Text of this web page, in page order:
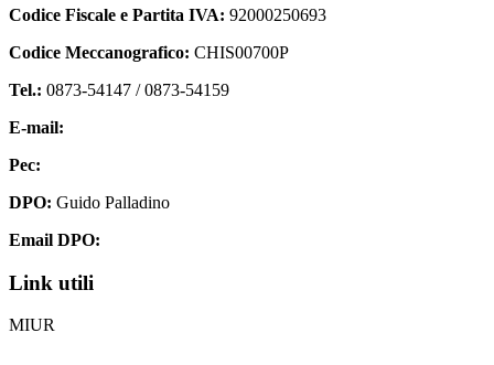
Codice Fiscale e Partita IVA: 92000250693
Codice Meccanografico: CHIS00700P
Tel.: 0873-54147 /0873-54159
E-mail:
Pec:
DPO: Guido Palladino
Email DPO:
Link utili
MIUR